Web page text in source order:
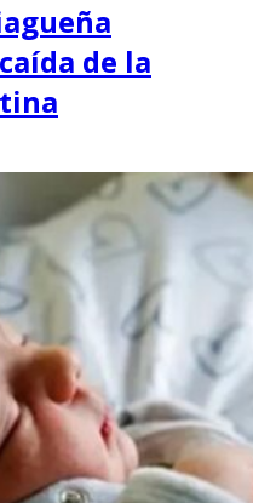
de la